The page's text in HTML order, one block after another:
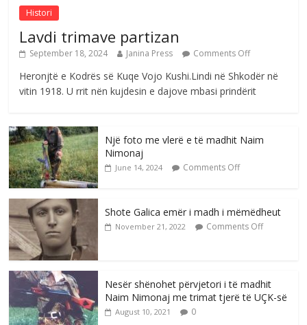
Histori
Lavdi trimave partizan
September 18, 2024 Janina Press Comments Off
Heronjtë e Kodrës së Kuqe Vojo Kushi.Lindi në Shkodër në
vitin 1918. U rrit nën kujdesin e dajove mbasi prindërit
Një foto me vlerë e të madhit Naim
Nimonaj
June 14, 2024 Comments Off
Shote Galica emër i madh i mëmëdheut
November 21, 2022 Comments Off
Nesër shënohet përvjetori i të madhit
Naim Nimonaj me trimat tjerë të UÇK-së
August 10, 2021 0